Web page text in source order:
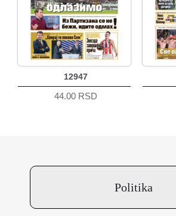
12947
44.00 RSD
Politika